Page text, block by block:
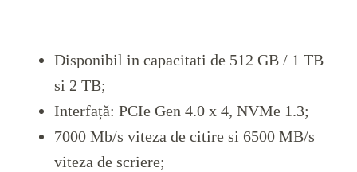
Disponibil in capacitati de 512 GB / 1 TB
si 2 TB;
Interfață: PCIe Gen 4.0 x 4, NVMe 1.3;
7000 Mb/s viteza de citire si 6500 MB/s
viteza de scriere;